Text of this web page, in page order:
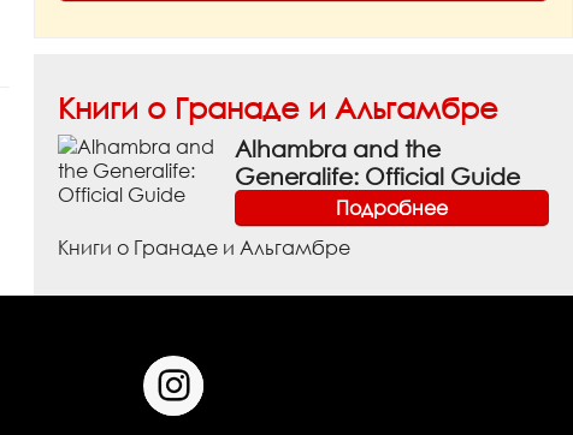
Книги о Гранаде и Альгамбре
Alhambra and the
Generalife: Official Guide
Подробнее
Книги о Гранаде и Альгамбре